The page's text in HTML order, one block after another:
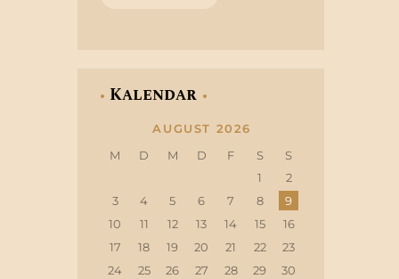
Kalendar
AUGUST 2026
M
D M D F S
S
1
2
3
4 5 6 7 8
9
10
11 12 13 14 15
16
17
18 19 20 21 22
23
24
25 26 27 28 29
30